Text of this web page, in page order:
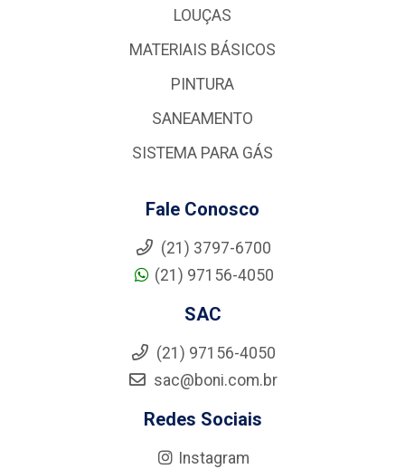
LOUÇAS
MATERIAIS BÁSICOS
PINTURA
SANEAMENTO
SISTEMA PARA GÁS
Fale Conosco
(21) 3797-6700
(21) 97156-4050
SAC
(21) 97156-4050
sac@boni.com.br
Redes Sociais
Instagram